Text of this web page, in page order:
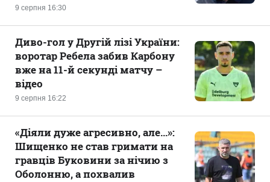
9 серпня 16:30
9 серпня 16:22
Диво-гол у Другій лізі України:
воротар Ребела забив Карбону
вже на 11-й секунді матчу –
відео
«Діяли дуже агресивно, але...»:
Шищенко не став гримати на
гравців Буковини за нічию з
Оболонню, а похвалив